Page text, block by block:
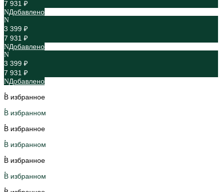
7 931 ₽
Добавлено
3 399 ₽
7 931 ₽
Добавлено
3 399 ₽
7 931 ₽
Добавлено
В избранное
В избранном
В избранное
В избранном
В избранное
В избранном